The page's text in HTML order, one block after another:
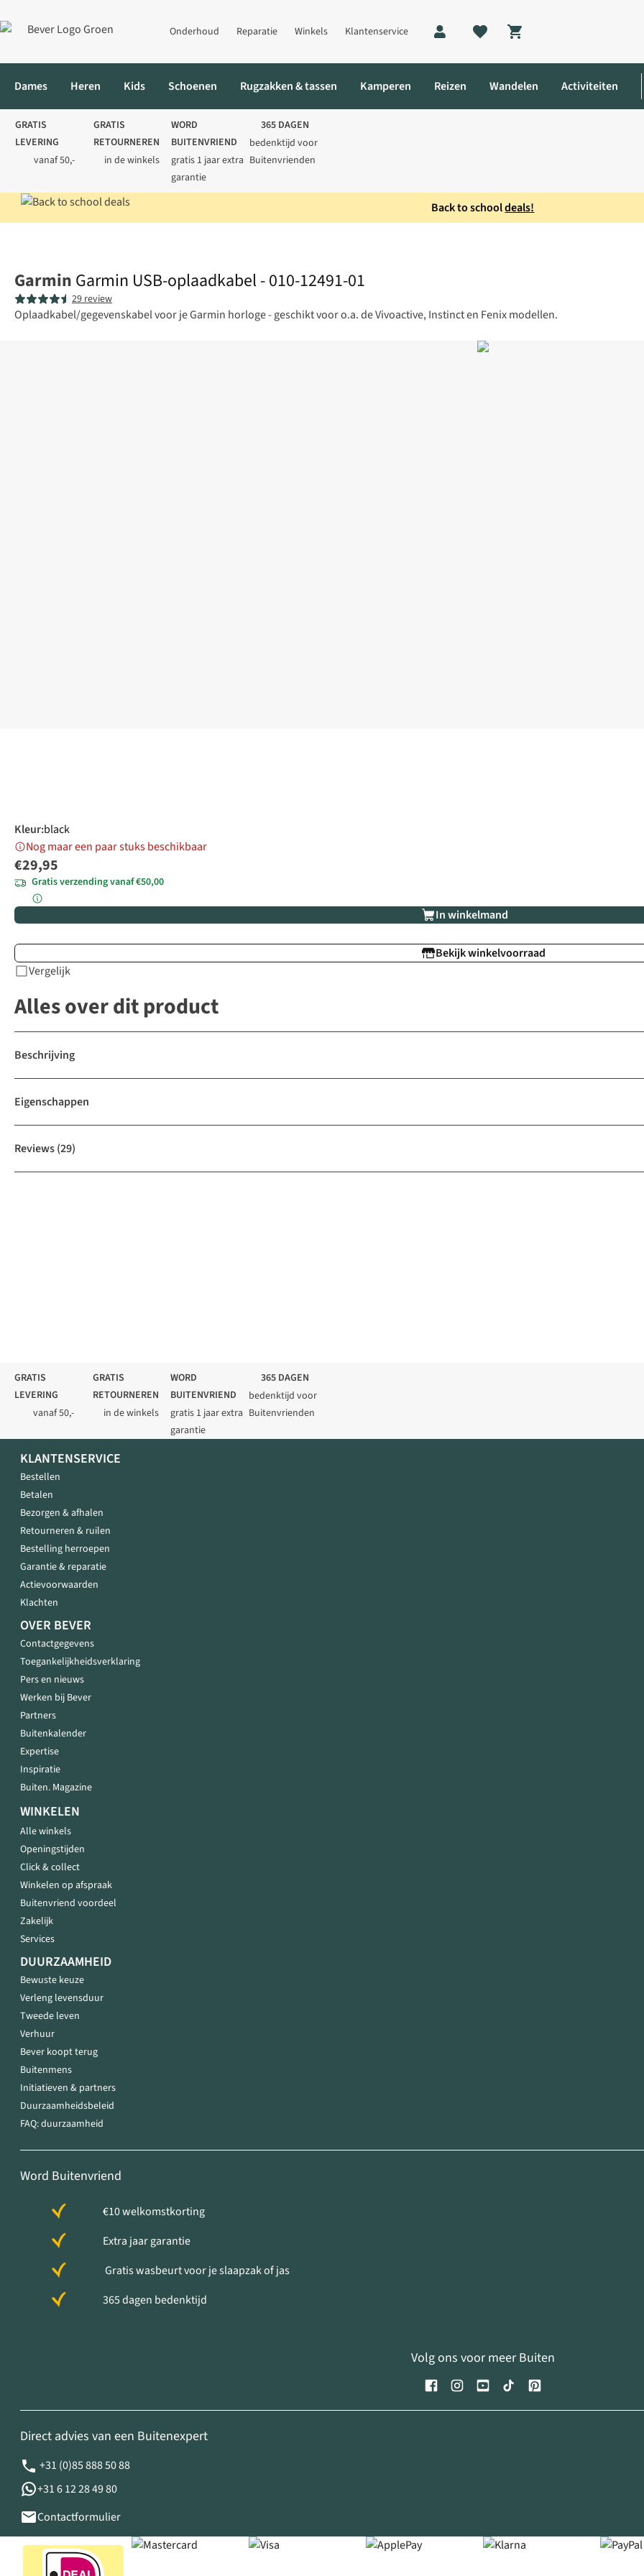
Onderhoud Reparatie Winkels Klantenservice
Shopping cart
Dames Heren Kids Schoenen Rugzakken & tassen Kamperen Reizen Wandelen Activiteiten
GRATIS
LEVERING
vanaf 50,-
GRATIS
RETOURNEREN
in de winkels
WORD
BUITENVRIEND
gratis 1 jaar extra
garantie
365 DAGEN
bedenktijd voor
Buitenvrienden
Back to schooldeals!
Garmin Garmin USB-oplaadkabel - 010-12491-01
29 review
Oplaadkabel/gegevenskabel voor je Garmin horloge - geschikt voor o.a. de Vivoactive, Instinct en Fenix modellen.
Kleur:black
Nog maar een paar stuks beschikbaar
€29,95
Gratis verzending vanaf €50,00
In winkelmand
Bekijk winkelvoorraad
Vergelijk
Alles over dit product
Beschrijving
Eigenschappen
Reviews(29)
GRATIS
LEVERING
vanaf 50,-
GRATIS
RETOURNEREN
in de winkels
WORD
BUITENVRIEND
gratis 1 jaar extra
garantie
365 DAGEN
bedenktijd voor
Buitenvrienden
KLANTENSERVICE
Bestellen
Betalen
Bezorgen & afhalen
Retourneren & ruilen
Bestelling herroepen
Garantie & reparatie
Actievoorwaarden
Klachten
OVER BEVER
Contactgegevens
Toegankelijkheidsverklaring
Pers en nieuws
Werken bij Bever
Partners
Buitenkalender
Expertise
Inspiratie
Buiten. Magazine
WINKELEN
Alle winkels
Openingstijden
Click & collect
Winkelen op afspraak
Buitenvriend voordeel
Zakelijk
Services
DUURZAAMHEID
Bewuste keuze
Verleng levensduur
Tweede leven
Verhuur
Bever koopt terug
Buitenmens
Initiatieven & partners
Duurzaamheidsbeleid
FAQ: duurzaamheid
Word Buitenvriend
€10 welkomstkorting
Extra jaar garantie
Gratis wasbeurt voor je slaapzak of jas
365 dagen bedenktijd
Volg ons voor meer Buiten
Direct advies van een Buitenexpert
+31 (0)85 888 50 88
+31 6 12 28 49 80
Contactformulier